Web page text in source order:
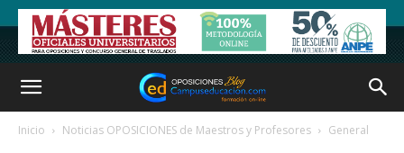
Inicio Noticias OPOSICIONES de Maestros y Profesores General